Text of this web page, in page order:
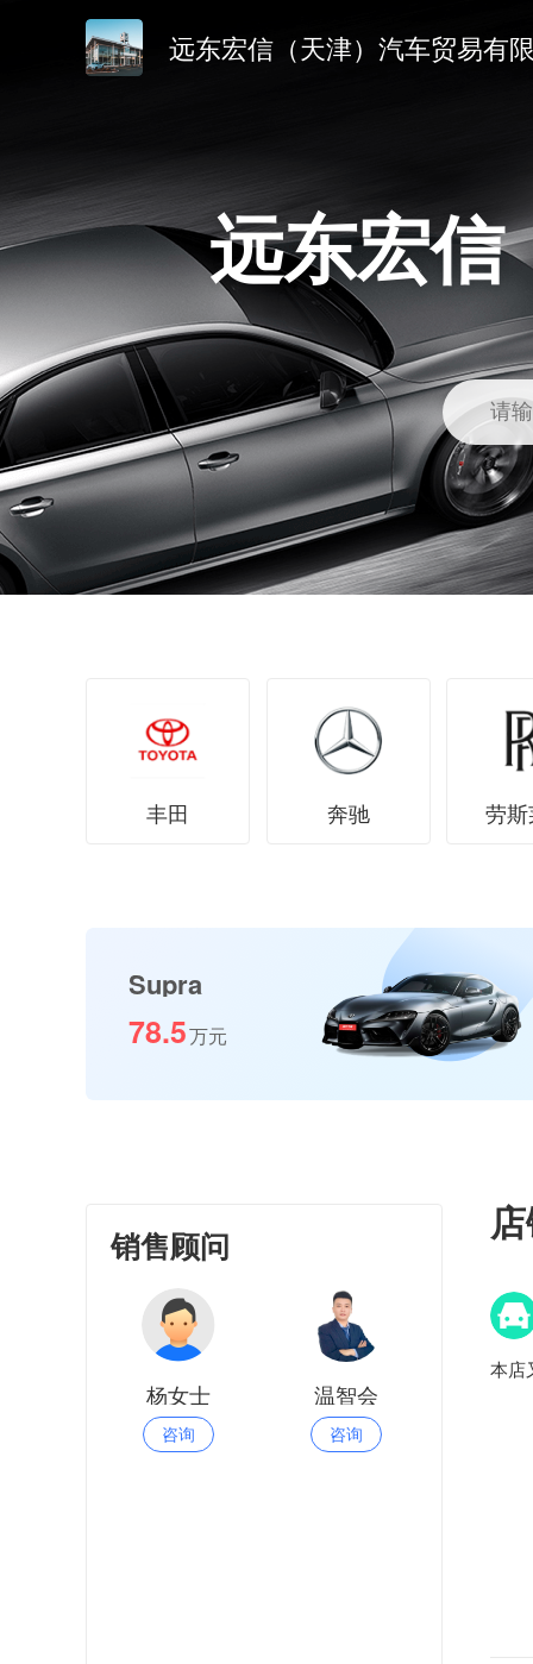
远东宏信（天津）汽车贸易有
远东宏信
丰田 奔驰 劳
Supra
78.5万元
销售顾问
杨女士
咨询
温智会
咨询
本店